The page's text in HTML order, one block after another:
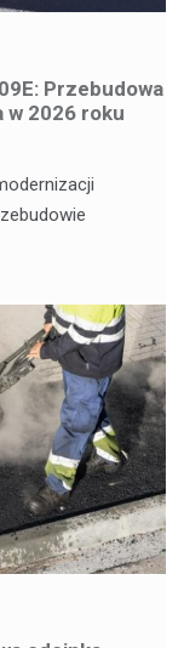
Przebudowa
w 2026 roku